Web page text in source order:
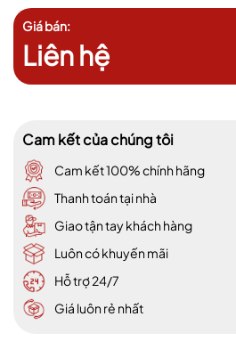
Giá bán:
Liên hệ
Cam kết của chúng tôi
Cam kết 100% chính hãng
Thanh toán tại nhà
Giao tận tay khách hàng
Luôn có khuyến mãi
Hỗ trợ 24/7
Giá luôn rẻ nhất